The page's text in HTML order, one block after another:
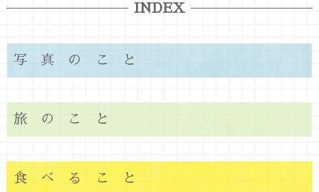
INDEX
写真のこと
旅のこと
食べること